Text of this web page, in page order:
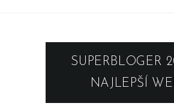
SUPERBLOGER
NAJLEPŠÍ